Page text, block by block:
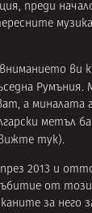
преди
ви
Румъния.
а миналата
метъл
тук).
2013 и
от
за него